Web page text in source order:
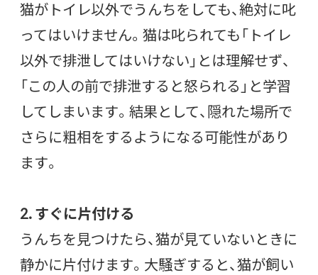
猫がトイレ以外でうんちをしても、絶対に叱
ってはいけません。猫は叱られても「トイレ
以外で排泄してはいけない」とは理解せず、
「この人の前で排泄すると怒られる」と学習
してしまいます。結果として、隠れた場所で
さらに粗相をするようになる可能性があり
ます。
2. すぐに片付ける
うんちを見つけたら、猫が見ていないときに
静かに片付けます。大騒ぎすると、猫が飼い